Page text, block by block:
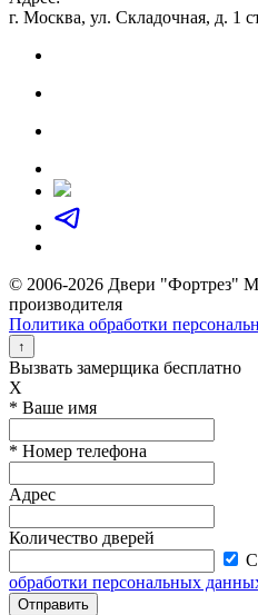
г. Москва, ул. Складочная, д. 1
© 2006-2026 Двери "Фортрез"
производителя
Политика обработки
↑
Вызвать замерщика бесплатно
X
* Ваше имя
* Номер телефона
Адрес
Количество дверей
обработки персональных
Отправить